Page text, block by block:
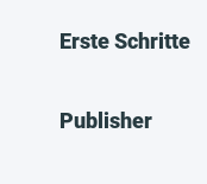
Erste Schritte
Publisher